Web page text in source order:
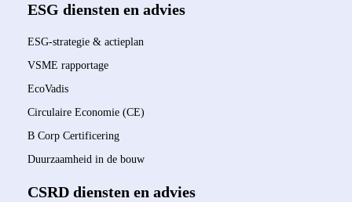
ESG diensten en advies
ESG-strategie & actieplan
VSME rapportage
EcoVadis
Circulaire Economie (CE)
B Corp Certificering
Duurzaamheid in de bouw
CSRD diensten en advies